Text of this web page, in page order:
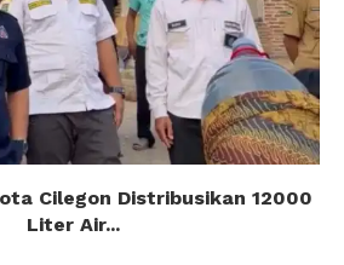
Cilegon Distribusikan 12000
Liter Air...